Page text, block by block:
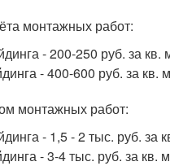
монтажных работ:
- 200-250 руб. за кв.
- 400-600 руб. за кв.
монтажных работ:
- 1,5 - 2 тыс. руб. за
- 3-4 тыс. руб. за кв.